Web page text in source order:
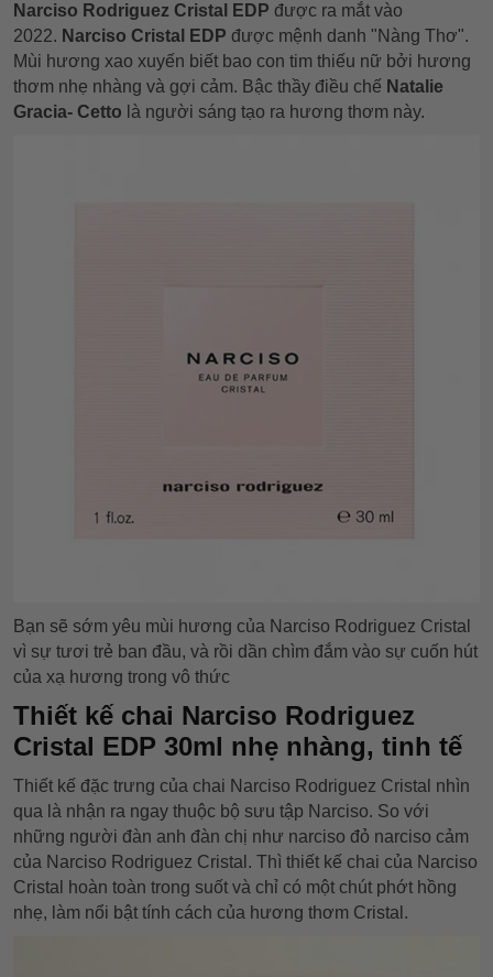
Narciso Rodriguez Cristal EDP được ra mắt vào
2022. Narciso Cristal EDP được mệnh danh "Nàng Thơ".
Mùi hương xao xuyến biết bao con tim thiếu nữ bởi hương
thơm nhẹ nhàng và gợi cảm. Bậc thầy điều chế Natalie
Gracia- Cetto là người sáng tạo ra hương thơm này.
Bạn sẽ sớm yêu mùi hương của Narciso Rodriguez Cristal
vì sự tươi trẻ ban đầu, và rồi dần chìm đắm vào sự cuốn hút
của xạ hương trong vô thức
Thiết kế chai Narciso Rodriguez
Cristal EDP 30ml nhẹ nhàng, tinh tế
Thiết kế đặc trưng của chai Narciso Rodriguez Cristal nhìn
qua là nhận ra ngay thuộc bộ sưu tập Narciso. So với
những người đàn anh đàn chị như narciso đỏ narciso cảm
của Narciso Rodriguez Cristal. Thì thiết kế chai của Narciso
Cristal hoàn toàn trong suốt và chỉ có một chút phớt hồng
nhẹ, làm nổi bật tính cách của hương thơm Cristal.